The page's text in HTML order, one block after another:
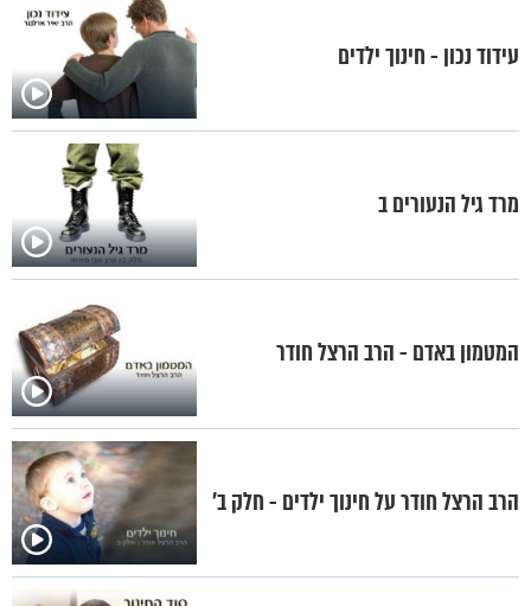
עידוד נכון - חינוך ילדים
מרד גיל הנעורים ב
המטמון באדם - הרב הרצל חודר
הרב הרצל חודר על חינוך ילדים - חלק ב'